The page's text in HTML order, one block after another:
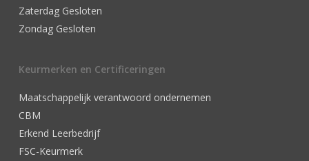
Zaterdag Gesloten
Zondag Gesloten
Keurmerken en Certificeringen
Maatschappelijk verantwoord ondernemen
CBM
Erkend Leerbedrijf
FSC-Keurmerk